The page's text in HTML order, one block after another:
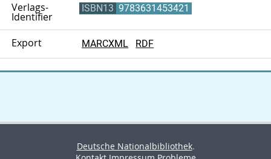
Verlags-
Identifier
ISBN13 9783631453421
Export MARCXML RDF
Deutsche Nationalbibliothek.